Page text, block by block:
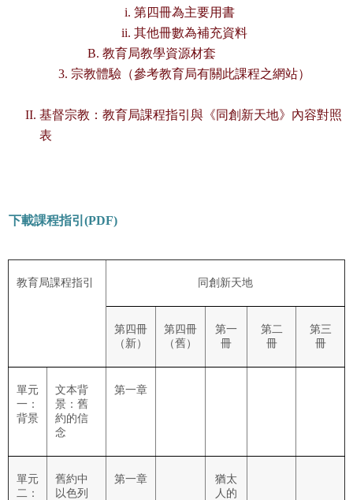
第四冊為主要用書
其他冊數為補充資料
教育局教學資源材套
宗教體驗（參考教育局有關此課程之網站）
基督宗教：教育局課程指引與《同創新天地》內容對照
表
下載課程指引(PDF)
教育局課程指引 同創新天地
第四冊
（新）
第四冊
（舊）
第一
冊
第二
冊
第三
冊
單元
一：
背景
文本背
景：舊
約的信
念
第一章
單元
二：
舊約中
以色列
第一章
猶太
人的